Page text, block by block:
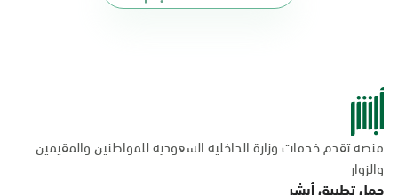
منصة تقدم خدمات وزارة الداخلية السعودية للمواطنين والمقيمين
والزوار
حمل تطبيق أبشر